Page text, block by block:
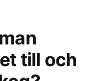
till och